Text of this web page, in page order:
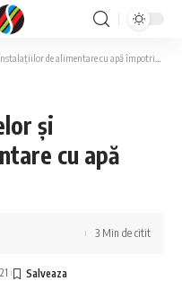
de alimentare cu apă împotriva înghețului
și
cu apă
3 Min de citit